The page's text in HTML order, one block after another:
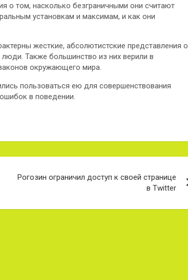
о том, насколько безграничными они считают
установкам и максимам, и как они
жесткие, абсолютистские представления о
Также большинство из них верили в
окружающего мира.
пользоваться ею для совершенствования
в поведении.
Рогозин ограничил доступ к своей странице
в Twitter